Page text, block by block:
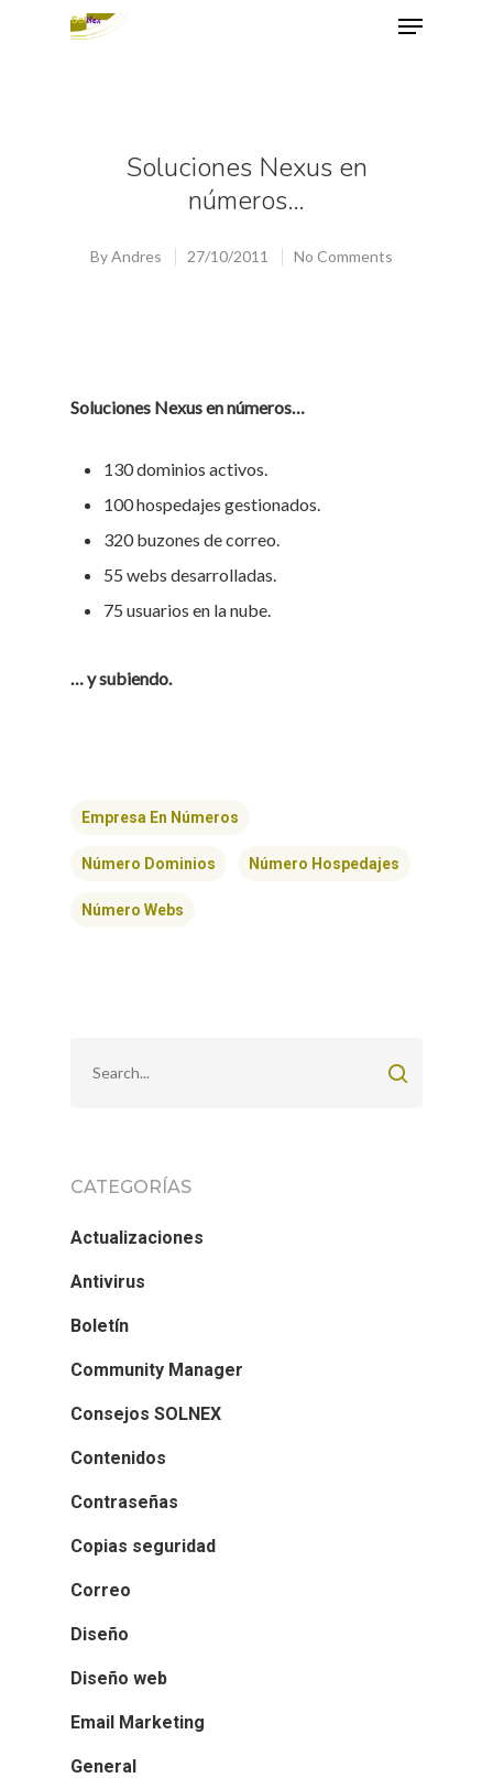
Soluciones Nexus en
números…
ByAndres 27/10/2011 No Comments
Soluciones Nexus en números…
130 dominios activos.
100 hospedajes gestionados.
320 buzones de correo.
55 webs desarrolladas.
75 usuarios en la nube.
… y subiendo.
Empresa En Números
Número Dominios Número Hospedajes
Número Webs
CATEGORÍAS
Actualizaciones
Antivirus
Boletín
Community Manager
Consejos SOLNEX
Contenidos
Contraseñas
Copias seguridad
Correo
Diseño
Diseño web
Email Marketing
General